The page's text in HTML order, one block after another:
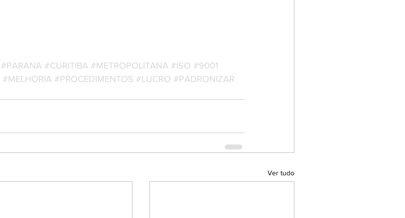
#PARANA #CURITIBA #METROPOLITANA #ISO #9001
#MELHORIA #PROCEDIMENTOS #LUCRO #PADRONIZAR
Ver tudo